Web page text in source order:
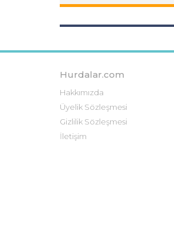
Hurdalar.com
Hakkımızda
Üyelik Sözleşmesi
Gizlilik Sözleşmesi
İletişim